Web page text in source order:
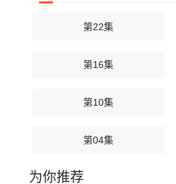
第22集
第16集
第10集
第04集
为你推荐